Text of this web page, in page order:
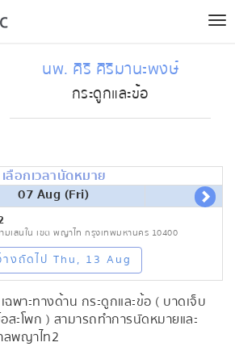
นพ. ศิริ ศิริมานะพงษ์
กระดูกและข้อ
เลือกเวลานัดหมาย
07 Aug (Fri)
เสนใน เขต พญาไท กรุงเทพมหานคร 10400
างถัดไป Thu, 13 Aug
พาะทางด้าน กระดูกและข้อ ( บาดเจ็บ
สะโพก ) สามารถทำการนัดหมายและ
ลพญาไท2